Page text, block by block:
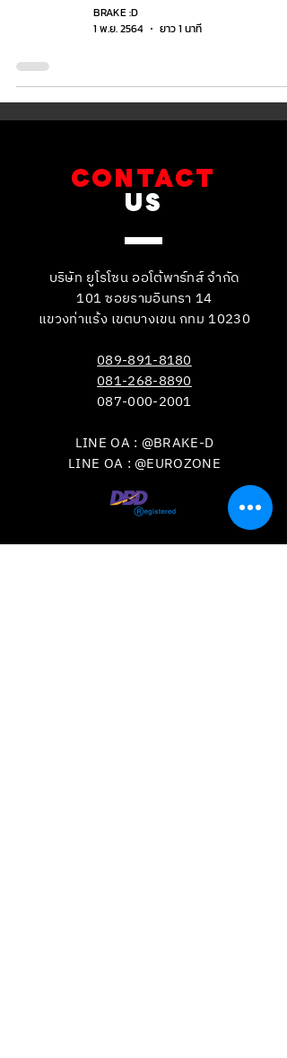
BRAKE :D
1 พ.ย. 2564
ยาว 1 นาที
CONTACT
US
บริษัท ยูโรโซน ออโต้พาร์ทส์ จำกัด
101 ซอยรามอินทรา 14
แขวงท่าแร้ง เขตบางเขน กทม 10230
089-891-8180
081-268-8890
087-000-2001
LINE OA : @BRAKE-D
LINE OA : @EUROZONE